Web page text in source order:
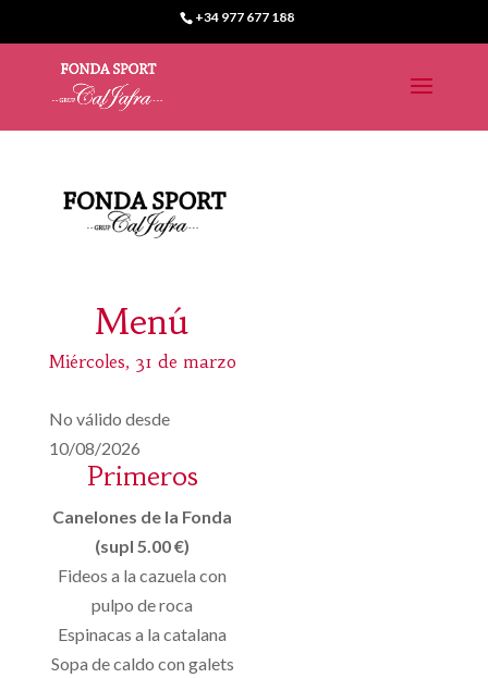
+34 977 677 188
Menú
Miércoles, 31 de marzo
No válido desde
10/08/2026
Primeros
Canelones de la Fonda
(supl 5.00 €)
Fideos a la cazuela con
pulpo de roca
Espinacas a la catalana
Sopa de caldo con galets